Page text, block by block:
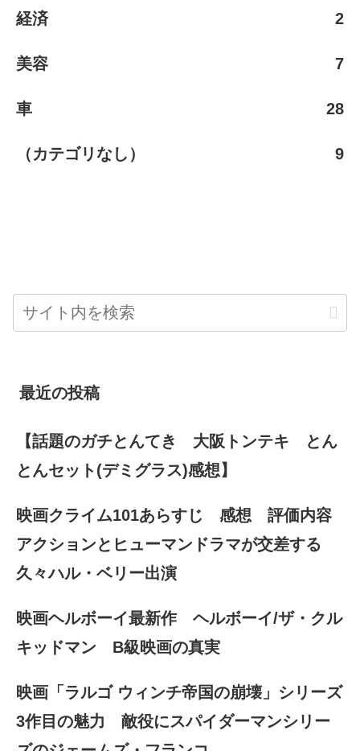
経済 2
美容 7
車 28
（カテゴリなし） 9
最近の投稿
【話題のガチとんてき 大阪トンテキ とん
とんセット(デミグラス)感想】
映画クライム101あらすじ 感想 評価内容
アクションとヒューマンドラマが交差する
久々ハル・ベリー出演
映画ヘルボーイ最新作 ヘルボーイ/ザ・クル
キッドマン B級映画の真実
映画「ラルゴ ウィンチ帝国の崩壊」シリーズ
3作目の魅力 敵役にスパイダーマンシリー